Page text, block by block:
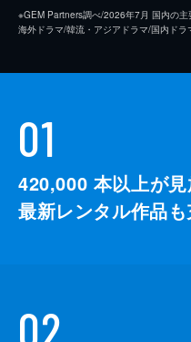
※GEM Partners調べ/2026年7⽉ 国内の
海外ドラマ/韓流・アジアドラマ/国内ドラ
01
420,000 本以上が見
最新レンタル作品も
02